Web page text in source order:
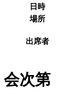
日時
場所
出席者
会次第